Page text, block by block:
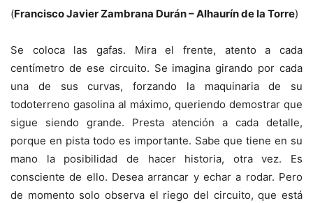
(Francisco Javier Zambrana Durán – Alhaurín de la Torre)
Se coloca las gafas. Mira el frente, atento a cada
centímetro de ese circuito. Se imagina girando por cada
una de sus curvas, forzando la maquinaria de su
todoterreno gasolina al máximo, queriendo demostrar que
sigue siendo grande. Presta atención a cada detalle,
porque en pista todo es importante. Sabe que tiene en su
mano la posibilidad de hacer historia, otra vez. Es
consciente de ello. Desea arrancar y echar a rodar. Pero
de momento solo observa el riego del circuito, que está